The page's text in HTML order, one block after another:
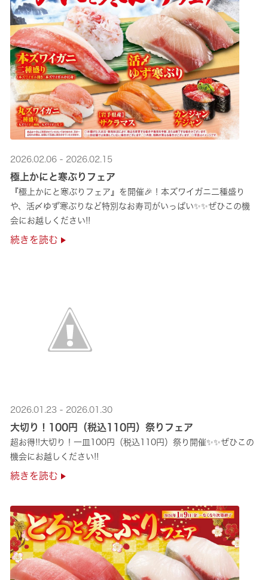
2026.02.06 - 2026.02.15
極上かにと寒ぶりフェア
『極上かにと寒ぶりフェア』を開催🎉！本ズワイガニ二種盛り
や、活〆ゆず寒ぶりなど特別なお寿司がいっぱい✨✨ぜひこの機
会にお越しください!!
続きを読む
2026.01.23 - 2026.01.30
大切り！100円（税込110円）祭りフェア
超お得!!大切り！一皿100円（税込110円）祭り開催✨✨ぜひこの
機会にお越しください!!
続きを読む